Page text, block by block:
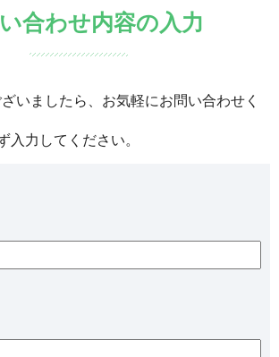
合わせ内容の入力
いましたら、お気軽にお問い合わせく
入力してください。